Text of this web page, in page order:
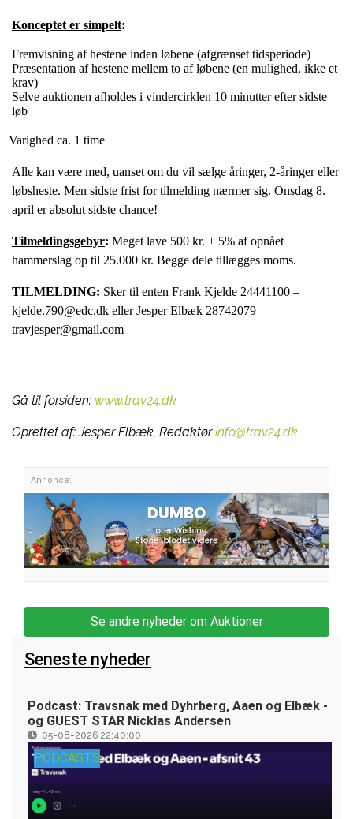
Konceptet er simpelt:
Fremvisning af hestene inden løbene (afgrænset tidsperiode)
Præsentation af hestene mellem to af løbene (en mulighed, ikke et
krav)
Selve auktionen afholdes i vindercirklen 10 minutter efter sidste
løb
Varighed ca. 1 time
Alle kan være med, uanset om du vil sælge åringer, 2-åringer eller
løbsheste. Men sidste frist for tilmelding nærmer sig. Onsdag 8.
april er absolut sidste chance!
Tilmeldingsgebyr: Meget lave 500 kr. + 5% af opnået
hammerslag op til 25.000 kr. Begge dele tillægges moms.
TILMELDING: Sker til enten Frank Kjelde 24441100 –
kjelde.790@edc.dk eller Jesper Elbæk 28742079 –
travjesper@gmail.com
Gå til forsiden: www.trav24.dk
Oprettet af:Jesper Elbæk, Redaktør info@trav24.dk
Annonce:
Se andre nyheder om Auktioner
Seneste nyheder
Podcast: Travsnak med Dyhrberg, Aaen og Elbæk -
og GUEST STAR Nicklas Andersen
05-08-2026 22:40:00
PODCASTS